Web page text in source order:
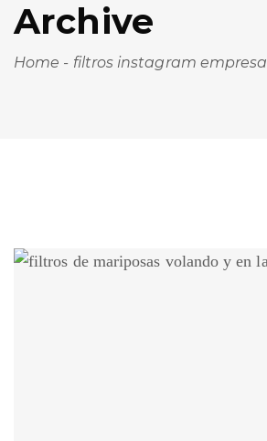
Archive
Home - filtros instagram empresa